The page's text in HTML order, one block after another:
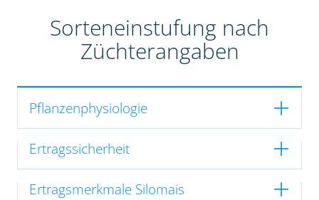
Sorteneinstufung nach
Züchterangaben
Pflanzenphysiologie
Ertragssicherheit
Ertragsmerkmale Silomais